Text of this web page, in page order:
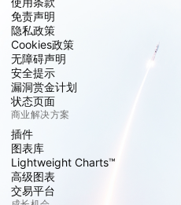
免责声明
隐私政策
Cookies政策
无障碍声明
安全提示
漏洞赏金计划
状态页面
商业解决方案
插件
图表库
Lightweight Charts™
高级图表
交易平台